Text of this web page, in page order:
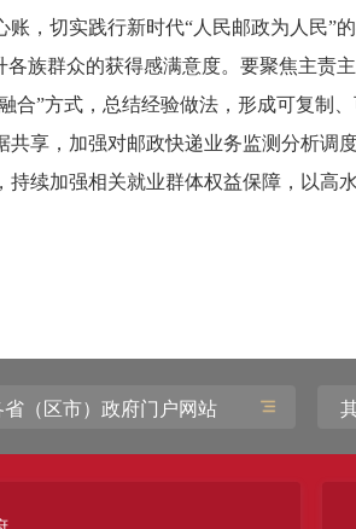
，切实践行新时代“人民邮政为人民”
族群众的获得感满意度。要聚焦主责
合”方式，总结经验做法，形成可复制
享，加强对邮政快递业务监测分析调
续加强相关就业群体权益保障，以高
省（区市）政府门户网站